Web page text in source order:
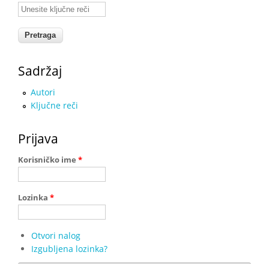
Unesite ključne reči
Sadržaj
Autori
Ključne reči
Prijava
Korisničko ime *
Lozinka *
Otvori nalog
Izgubljena lozinka?